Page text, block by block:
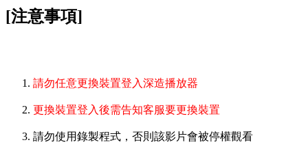
[注意事項]
請勿任意更換裝置登入深造播放器
更換裝置登入後需告知客服要更換裝置
請勿使用錄製程式，否則該影片會被停權觀看